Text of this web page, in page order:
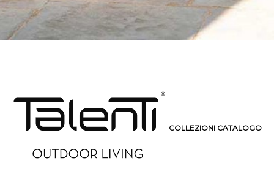
COLLEZIONI CATALOGO